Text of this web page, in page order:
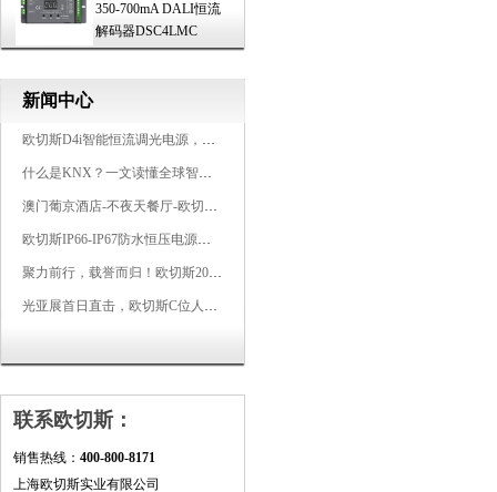
350-700mA DALI恒流
解码器DSC4LMC
新闻中心
欧切斯D4i智能恒流调光电源，引领未来照明生态
什么是KNX？一文读懂全球智能建筑控制标准
澳门葡京酒店-不夜天餐厅-欧切斯KNX智能控制系统打造高端智慧空间
欧切斯IP66-IP67防水恒压电源，无惧风雨，智稳如一
聚力前行，载誉而归！欧切斯2026光亚展完美收官
光亚展首日直击，欧切斯C位人气爆棚-双奖加冕，实力再出圈
联系欧切斯：
销售热线： 400-800-8171
上海欧切斯实业有限公司